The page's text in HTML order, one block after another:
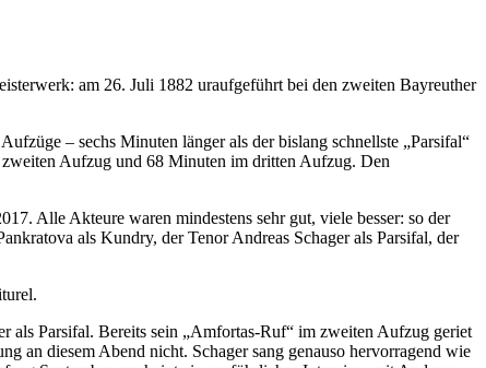
am 26. Juli 1882 uraufgeführt bei den zweiten Bayreuther
– sechs Minuten länger als der bislang schnellste „Parsifal“
Aufzug und 68 Minuten im dritten Aufzug. Den
Alle Akteure waren mindestens sehr gut, viele besser: so der
als Kundry, der Tenor Andreas Schager als Parsifal, der
als Parsifal. Bereits sein „Amfortas-Ruf“ im zweiten Aufzug geriet
an diesem Abend nicht. Schager sang genauso hervorragend wie